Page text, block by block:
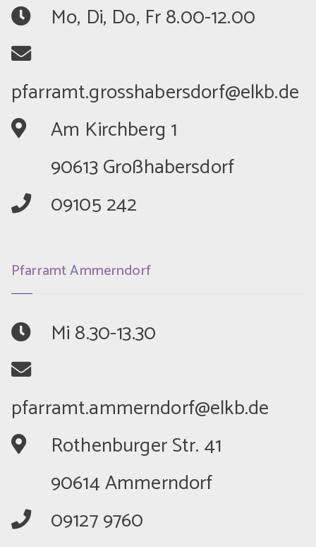
	Mo, Di, Do, Fr 8.00-12.00
	Am Kirchberg 1
	90613 Großhabersdorf
	09105 242
Pfarramt Ammerndorf
	Mi 8.30-13.30
	Rothenburger Str. 41
	90614 Ammerndorf
	09127 9760